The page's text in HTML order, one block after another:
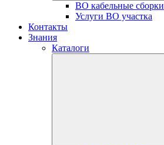
ВО кабельные сборки
Услуги ВО участка
Контакты
Знания
Каталоги